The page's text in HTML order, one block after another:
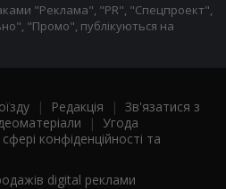
"Реклама", "PR", "Спецпроект",
"Промо", публікуються на
| Редакція | Зв'язатися з
| Угода
конфіденційності та
digital реклами